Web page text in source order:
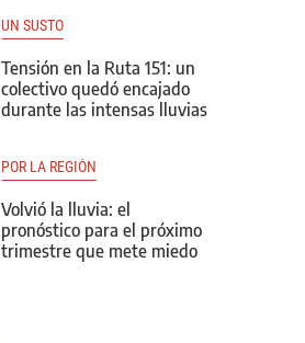
UN SUSTO
Tensión en la Ruta 151: un
colectivo quedó encajado
durante las intensas lluvias
POR LA REGIÓN
Volvió la lluvia: el
pronóstico para el próximo
trimestre que mete miedo